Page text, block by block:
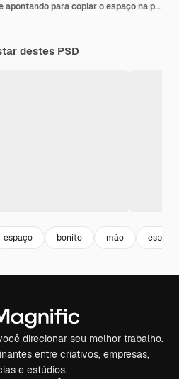
Sorrindo alegremente e apontando para copiar o espaço na palma do lado mostrando ou anunciando um objeto
destes PSD
espaço bonito mão esporte
direcionar seu melhor trabalho.
entre criativos, empresas,
e estúdios.